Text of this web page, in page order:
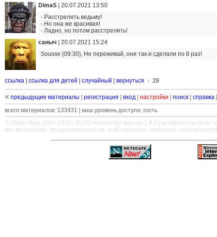
DimaS
20.07.2021 13:50
- Расстрелять ведьму!
- Но она же красивая!
- Ладно, но потом расстрелять!
саныч
20.07.2021 15:24
Sousse (09:30), Не переживай, они так и сделали по 8 раз!
ссылка ссылка для детей случайный вернуться ↑ 28
« предыдущие материалы регистрация вход настройки поиск справка
всего материалов: 133431 | ваш уровень доступа: гость
© Stanis.Blog 2004-2026 |
BLOG.microscript версия 1.9.3 | активных за сутки /
все материалы, представленные на этой странице, являются
—————————————————————